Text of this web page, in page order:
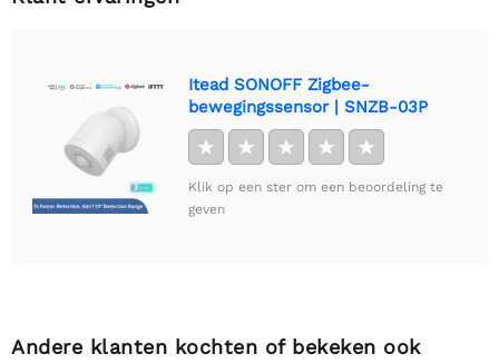
Itead SONOFF Zigbee-
bewegingssensor | SNZB-03P
★ ★ ★ ★ ★
Klik op een ster om een beoordeling te
geven
Andere klanten kochten of bekeken ook